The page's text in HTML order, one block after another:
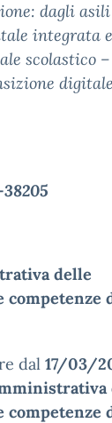
dagli
integrata e
scolastico –
digitale
delle
competenze
dal 17/03/
competenze